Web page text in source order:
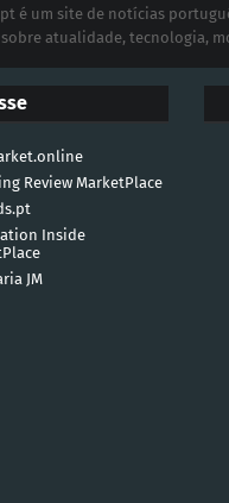
é um site de notícias
atualidade, tecnologia,
Review MarketPlace
Inside
JM